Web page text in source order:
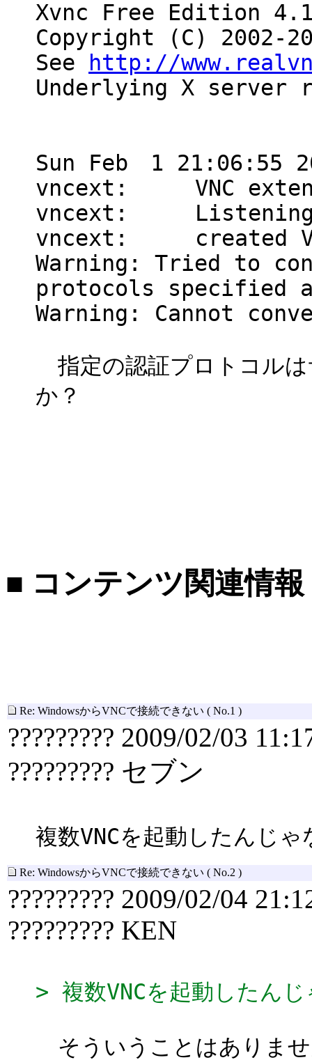
Xvnc Free Edition
Copyright (C) 2002-
See
http://
Underlying X server
Sun Feb 1 21:06:55
vncext: VNC
vncext: Listening
vncext: created
Warning: Tried to
protocols specified
Warning: Cannot
指定の認証プロトコルは
か？
■ コンテンツ関連情報
Re: WindowsからVNCで接続できない ( No.1 )
????????? 2009/02/03
????????? セブン
複数VNCを起動したんじ
Re: WindowsからVNCで接続できない ( No.2 )
????????? 2009/02/04
????????? KEN
> 複数VNCを起動したん
そういうことはありま